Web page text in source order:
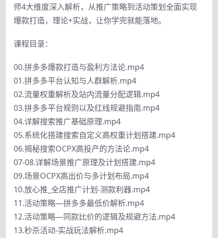
师4大维度深入解析，从推广策略到活动策划全面实现
爆款打造，理论+实战，让你学完就能落地。
课程目录：
00.拼多多爆款打造与盈利方法论.mp4
01.拼多多平台认知与人群解析.mp4
02.流量权重解析及站内流量分配逻辑.mp4
03.拼多多平台规则以及红线规避指南.mp4
04.详解搜索推广基础原理.mp4
05.系统化搭建搜索自定义高权重计划搭建.mp4
06.揭秘搜索OCPX高投产的方法论.mp4
07-08.详解场景推广原理及计划搭建.mp4
09.场景OCPX高出价与多计划布局.mp4
10.放心推_全店推广计划-测款利器.mp4
11.活动策略—拼多多最低价解析.mp4
12.活动策略—同款比价的逻辑及规避方法.mp4
13.秒杀活动-实战玩法解析.mp4